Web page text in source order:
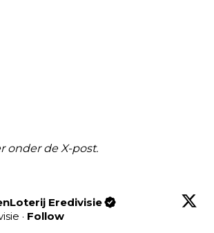
onder de X-post.
Eredivisie
· Follow